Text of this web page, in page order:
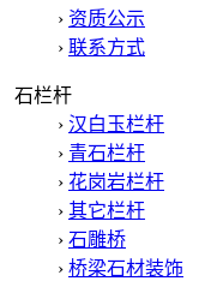
› 资质公示
› 联系方式
石栏杆
› 汉白玉栏杆
› 青石栏杆
› 花岗岩栏杆
› 其它栏杆
› 石雕桥
› 桥梁石材装饰